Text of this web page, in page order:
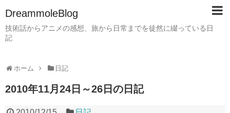
DreammoleBlog
技術話からアニメの感想、旅から日常までを徒然に綴っている日
記
ホーム 日記
2010年11月24日～26日の日記